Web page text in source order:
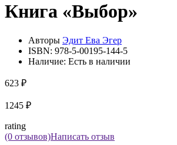
Книга «Выбор»
Авторы Эдит Ева Эгер
ISBN: 978-5-00195-144-5
Наличие: Есть в наличии
623 ₽
1245 ₽
rating
(0 отзывов)Написать отзыв